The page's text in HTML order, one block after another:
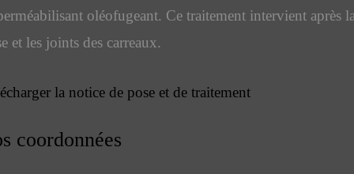
oléofugeant. Ce traitement intervient après
et les joints des carreaux.
la notice de pose et de traitement
coordonnées